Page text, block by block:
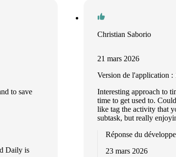
to save
Daily is
Christian Saborio
21 mars 2026
Version de l'application :
Interesting approach to
time to get used to.
like tag the activity that
subtask, but really
Réponse du
23 mars 2026